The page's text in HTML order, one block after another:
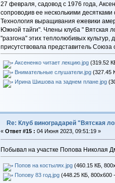
27 февраля, садовод с 1976 года,
сопроводив ее несколькими десятками
Технология выращивания ежевики
Южной тайги". Члены клуба " Вятская
"разгона" этих теплолюбивых культур,
присутствовала представитель
Аксененко читает лекцию.jpg(319.52
Внимательные слушатели.jpg(327.45
Ирина Шишова на заднем плане.jpg
Re: Клуб виноградарей "Вятская
« Ответ #15 : 04 Июня 2023, 09:51:19 »
Побывал на участке Попова Николая
Попов на костылях.jpg(460.15 КБ,
Попову 83 год.jpg(448.25 КБ, 800x600